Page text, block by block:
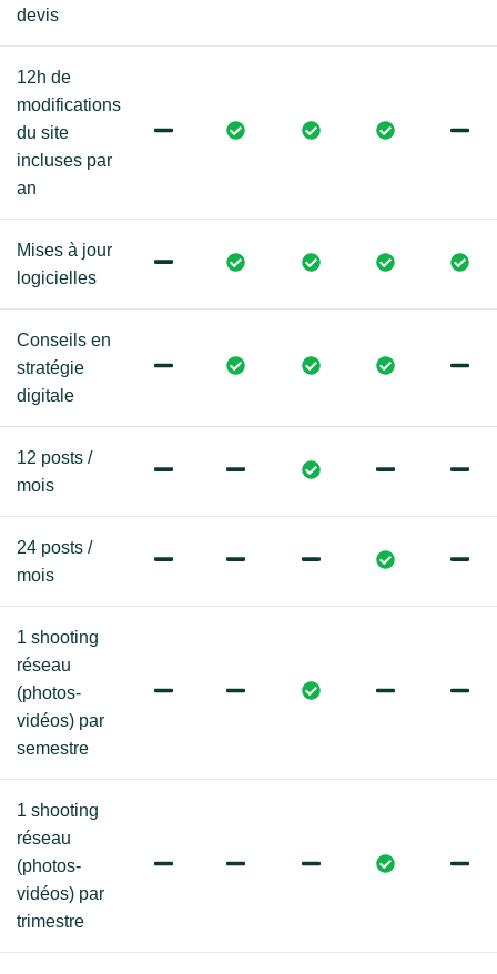
devis
12h de
modifications
du site
incluses par
an
Mises à jour
logicielles
Conseils en
stratégie
digitale
12 posts /
mois
24 posts /
mois
1 shooting
réseau
(photos-
vidéos) par
semestre
1 shooting
réseau
(photos-
vidéos) par
trimestre